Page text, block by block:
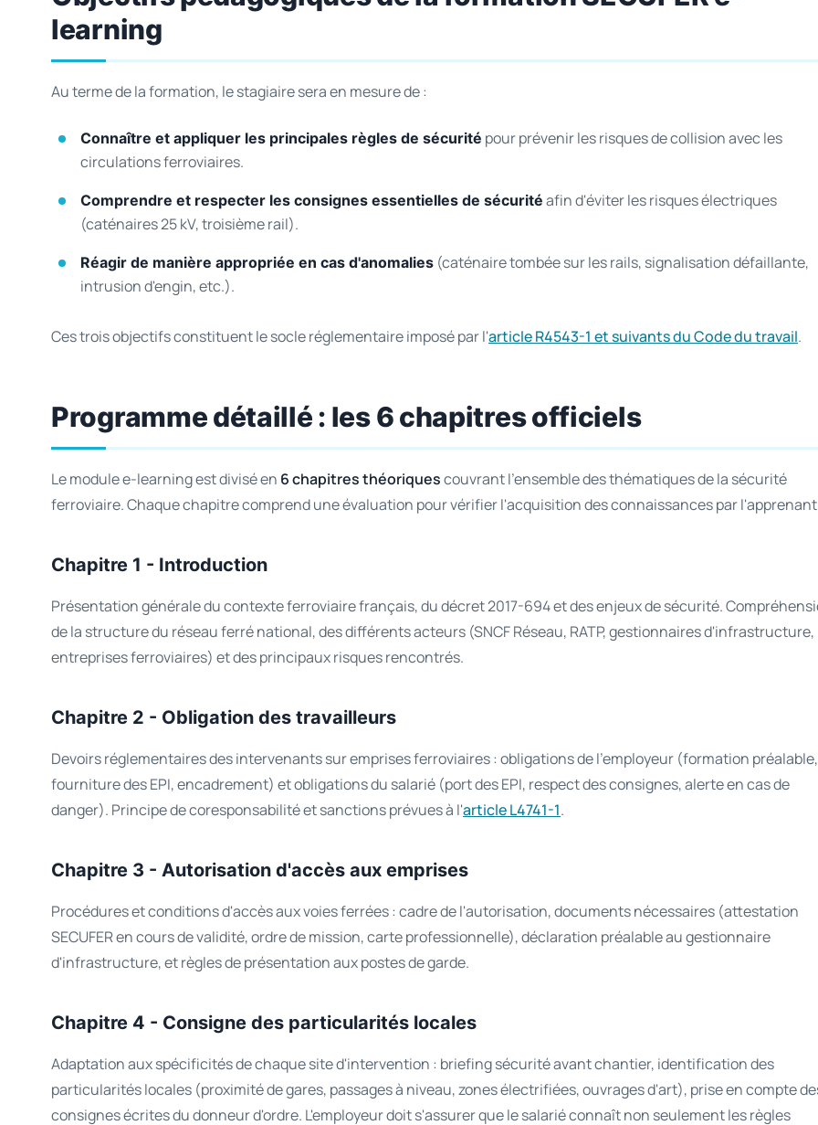
learning
Au terme de la formation, le stagiaire sera en mesure de :
Connaître et appliquer les principales règles de sécurité pour prévenir les risques de collision avec les
circulations ferroviaires.
Comprendre et respecter les consignes essentielles de sécurité afin d'éviter les risques électriques
(caténaires 25 kV, troisième rail).
Réagir de manière appropriée en cas d'anomalies (caténaire tombée sur les rails, signalisation défaillante,
intrusion d'engin, etc.).
Ces trois objectifs constituent le socle réglementaire imposé par l'article R4543-1 et suivants du Code du travail.
Programme détaillé : les 6 chapitres officiels
Le module e-learning est divisé en 6 chapitres théoriquescouvrant l'ensemble des thématiques de la sécurité
ferroviaire. Chaque chapitre comprend une évaluation pour vérifier l'acquisition des connaissances par
Chapitre 1 - Introduction
Présentation générale du contexte ferroviaire français, du décret 2017-694 et des enjeux de sécurité.
de la structure du réseau ferré national, des différents acteurs (SNCF Réseau, RATP, gestionnaires d'infrastructure,
entreprises ferroviaires) et des principaux risques rencontrés.
Chapitre 2 - Obligation des travailleurs
Devoirs réglementaires des intervenants sur emprises ferroviaires : obligations de l'employeur (formation préalable,
fourniture des EPI, encadrement) et obligations du salarié (port des EPI, respect des consignes, alerte en cas de
danger). Principe de coresponsabilité et sanctions prévues à l'article L4741-1.
Chapitre 3 - Autorisation d'accès aux emprises
Procédures et conditions d'accès aux voies ferrées : cadre de l'autorisation, documents nécessaires (attestation
SECUFER en cours de validité, ordre de mission, carte professionnelle), déclaration préalable au gestionnaire
d'infrastructure, et règles de présentation aux postes de garde.
Chapitre 4 - Consigne des particularités locales
Adaptation aux spécificités de chaque site d'intervention : briefing sécurité avant chantier, identification des
particularités locales (proximité de gares, passages à niveau, zones électrifiées, ouvrages d'art), prise en compte
consignes écrites du donneur d'ordre. L'employeur doit s'assurer que le salarié connaît non seulement les règles